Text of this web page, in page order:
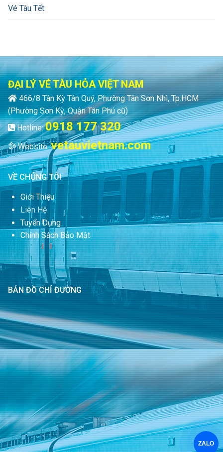
Vé Tàu Tết
ĐẠI LÝ VÉ TÀU HỎA VIỆT NAM
466/8 Tân Kỳ Tân Quý, Phường Tân Sơn Nhì, Tp.HCM
(Phường Sơn Kỳ, Quận Tân Phú cũ)
Hotline:0918 177 320
Website:vetauvietnam.com
VỀ CHÚNG TÔI
Giới Thiệu
Liên Hệ
Tuyển Dụng
Chính Sách Bảo Mật
BẢN ĐỒ CHỈ ĐƯỜNG
ZALO